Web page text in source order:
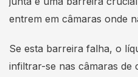
entrem em câmaras onde
Se esta barreira falha, o
infiltrar-se nas câmaras de